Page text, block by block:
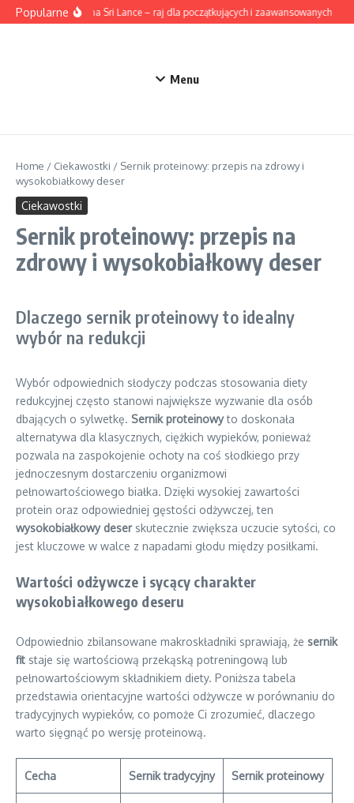
Przejdź do treści
PopularneSurfing na Sri Lance – raj dla początkujących i zaawansowanych
Menu
Home / Ciekawostki / Sernik proteinowy: przepis na zdrowy i
wysokobiałkowy deser
Ciekawostki
Sernik proteinowy: przepis na
zdrowy i wysokobiałkowy deser
Dlaczego sernik proteinowy to idealny
wybór na redukcji
Wybór odpowiednich słodyczy podczas stosowania diety
redukcyjnej często stanowi największe wyzwanie dla osób
dbających o sylwetkę. Sernik proteinowyto doskonała
alternatywa dla klasycznych, ciężkich wypieków, ponieważ
pozwala na zaspokojenie ochoty na coś słodkiego przy
jednoczesnym dostarczeniu organizmowi
pełnowartościowego białka. Dzięki wysokiej zawartości
protein oraz odpowiedniej gęstości odżywczej, ten
wysokobiałkowy deserskutecznie zwiększa uczucie sytości, co
jest kluczowe w walce z napadami głodu między posiłkami.
Wartości odżywcze i sycący charakter
wysokobiałkowego deseru
Odpowiednio zbilansowane makroskładniki sprawiają, że sernik
fit staje się wartościową przekąską potreningową lub
pełnowartościowym składnikiem diety. Poniższa tabela
przedstawia orientacyjne wartości odżywcze w porównaniu do
tradycyjnych wypieków, co pomoże Ci zrozumieć, dlaczego
warto sięgnąć po wersję proteinową.
Cecha Sernik tradycyjny Sernik proteinowy